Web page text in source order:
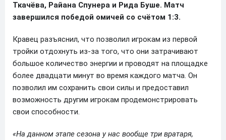
Ткачёва, Райана Спунера и Рида Буше. Матч
завершился победой омичей со счётом 1:3.
Кравец разъяснил, что позволил игрокам из первой
тройки отдохнуть из-за того, что они затрачивают
большое количество энергии и проводят на площадке
более двадцати минут во время каждого матча. Он
позволил им сохранить свои силы и предоставил
возможность другим игрокам продемонстрировать
свои способности.
«На данном этапе сезона у нас вообще три вратаря,